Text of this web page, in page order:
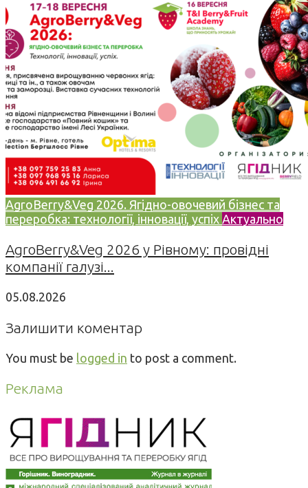
AgroBerry&Veg 2026. Ягідно-овочевий бізнес та
переробка: технології, інновації, успіх Актуально
AgroBerry&Veg 2026 у Рівному: провідні
компанії галузі...
05.08.2026
Залишити коментар
You must be logged in to post a comment.
Реклама